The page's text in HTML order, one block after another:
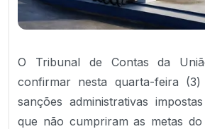
O Tribunal de Contas da
confirmar nesta quarta-feira
sanções administrativas
que não cumpriram as metas